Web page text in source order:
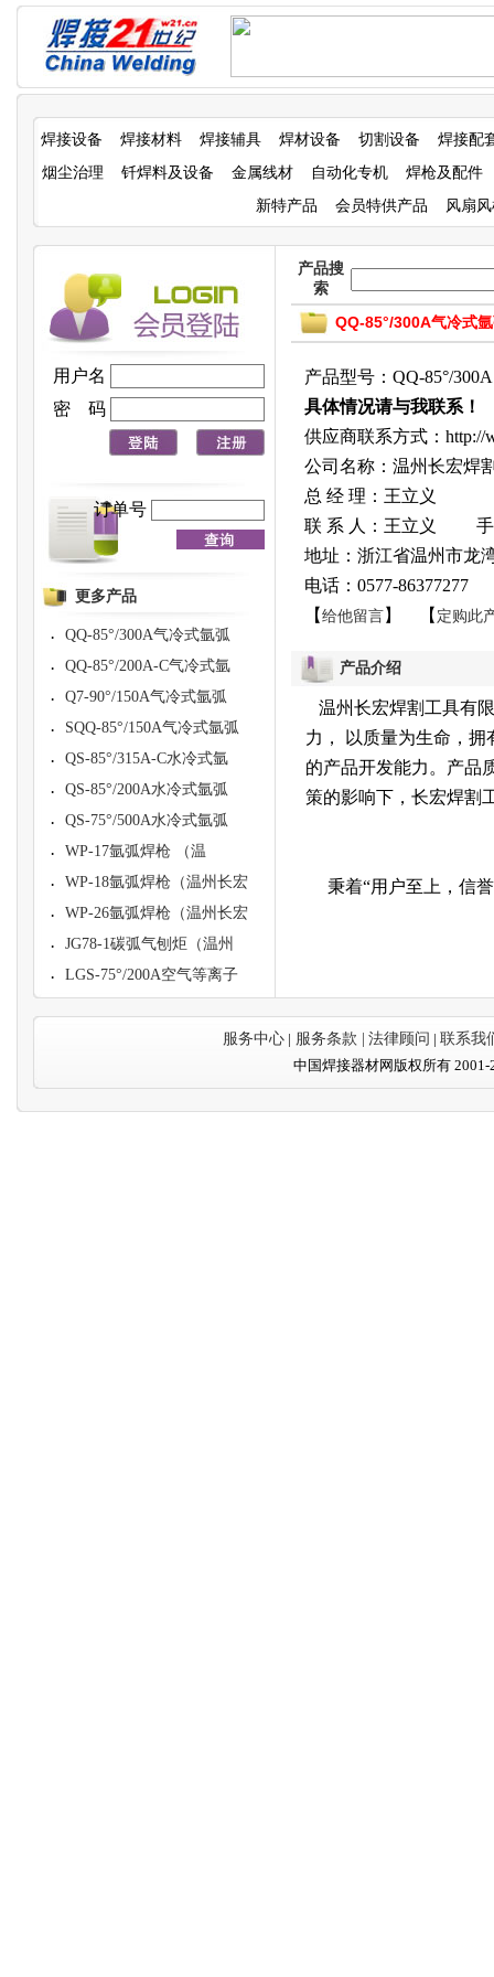
焊接设备 焊接材料 焊接辅具 焊材设备 切割设备
焊接配
烟尘治理
钎焊料及设备 金属线材 自动化专机
焊枪及配件
新特产品
会员特供产品 风扇
用户名
密 码
订单号
更多产品
· QQ-85°/300A气冷式氩弧
· QQ-85°/200A-C气冷式氩
· Q7-90°/150A气冷式氩弧
· SQQ-85°/150A气冷式氩弧
· QS-85°/315A-C水冷式氩
· QS-85°/200A水冷式氩弧
· QS-75°/500A水冷式氩弧
· WP-17氩弧焊枪 （温
· WP-18氩弧焊枪（温州长宏
· WP-26氩弧焊枪（温州长宏
· JG78-1碳弧气刨炬（温州
· LGS-75°/200A空气等离子
产品搜
索
QQ-85°/300A气冷式
产品型号：QQ-85°/300A
具体情况请与我联系！
供应商联系方式：http://
公司名称：温州长宏焊
总 经 理：王立义
联 系 人：王立义 手
地址：浙江省温州市龙
电话：0577-86377277
【 给他留言】 【 定购此
产品介绍
温州长宏焊割工具有
力， 以质量为生命，
的产品开发能力。产品
策的影响下，长宏焊割
秉着“用户至上，信
服务中心 | 服务条款 | 法律顾问 | 联系我
中国焊接器材网版权所有